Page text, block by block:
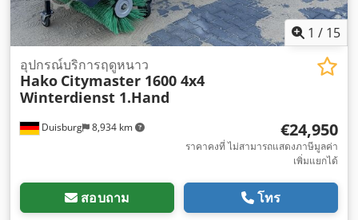
1 / 15
Duisburg 8,934 km
อุปกรณ์บริการฤดูหนาว
Hako Citymaster 1600 4x4
Winterdienst 1.Hand
€24,950
ราคาคงที่ ไม่สามารถแสดงภาษีมูลค่า
เพิ่มแยกได้
สอบถาม โทร